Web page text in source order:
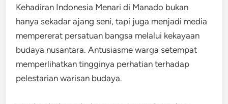
Kehadiran Indonesia Menari di Manado bukan
hanya sekadar ajang seni, tapi juga menjadi media
mempererat persatuan bangsa melalui kekayaan
budaya nusantara. Antusiasme warga setempat
memperlihatkan tingginya perhatian terhadap
pelestarian warisan budaya.